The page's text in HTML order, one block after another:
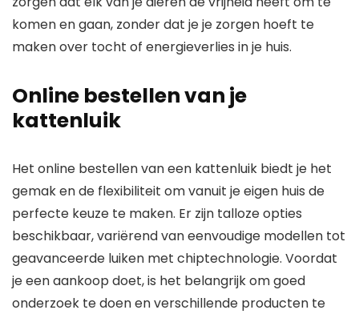
komen en gaan, zonder dat je je zorgen hoeft te
maken over tocht of energieverlies in je huis.
Online bestellen van je
kattenluik
Het online bestellen van een kattenluik biedt je het
gemak en de flexibiliteit om vanuit je eigen huis de
perfecte keuze te maken. Er zijn talloze opties
beschikbaar, variërend van eenvoudige modellen tot
geavanceerde luiken met chiptechnologie. Voordat
je een aankoop doet, is het belangrijk om goed
onderzoek te doen en verschillende producten te